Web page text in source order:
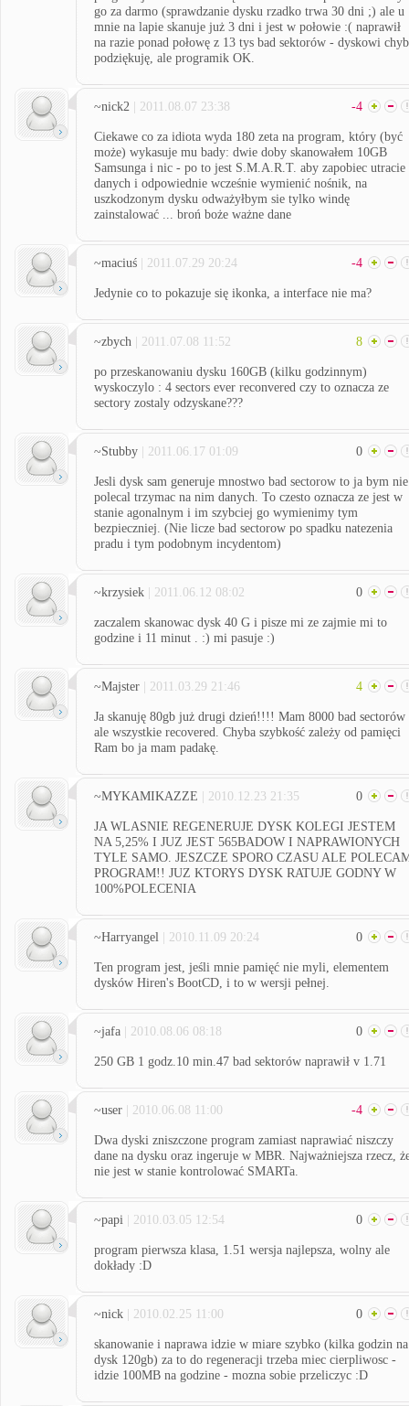
go za darmo (sprawdzanie dysku rzadko trwa 30 dni ;) ale u
mnie na lapie skanuje już 3 dni i jest w połowie :( naprawił
na razie ponad połowę z 13 tys bad sektorów - dyskowi
podziękuję, ale programik OK.
~nick2 | 2011.08.07 23:38 -4
Ciekawe co za idiota wyda 180 zeta na program, który (być
może) wykasuje mu bady: dwie doby skanowałem 10GB
Samsunga i nic - po to jest S.M.A.R.T. aby zapobiec utracie
danych i odpowiednie wcześnie wymienić nośnik, na
uszkodzonym dysku odważyłbym sie tylko windę
zainstalować ... broń boże ważne dane
~maciuś | 2011.07.29 20:24 -4
Jedynie co to pokazuje się ikonka, a interface nie ma?
~zbych | 2011.07.08 11:52 8
po przeskanowaniu dysku 160GB (kilku godzinnym)
wyskoczylo : 4 sectors ever reconvered czy to oznacza ze
sectory zostaly odzyskane???
~Stubby | 2011.06.17 01:09 0
Jesli dysk sam generuje mnostwo bad sectorow to ja bym nie
polecal trzymac na nim danych. To czesto oznacza ze jest w
stanie agonalnym i im szybciej go wymienimy tym
bezpieczniej. (Nie licze bad sectorow po spadku natezenia
pradu i tym podobnym incydentom)
~krzysiek | 2011.06.12 08:02 0
zaczalem skanowac dysk 40 G i pisze mi ze zajmie mi to
godzine i 11 minut . :) mi pasuje :)
~Majster | 2011.03.29 21:46 4
Ja skanuję 80gb już drugi dzień!!!! Mam 8000 bad sectorów
ale wszystkie recovered. Chyba szybkość zależy od pamięci
Ram bo ja mam padakę.
~MYKAMIKAZZE | 2010.12.23 21:35 0
JA WLASNIE REGENERUJE DYSK KOLEGI JESTEM
NA 5,25% I JUZ JEST 565BADOW I NAPRAWIONYCH
TYLE SAMO. JESZCZE SPORO CZASU ALE
PROGRAM!! JUZ KTORYS DYSK RATUJE GODNY W
100%POLECENIA
~Harryangel | 2010.11.09 20:24 0
Ten program jest, jeśli mnie pamięć nie myli, elementem
dysków Hiren's BootCD, i to w wersji pełnej.
~jafa | 2010.08.06 08:18 0
250 GB 1 godz.10 min.47 bad sektorów naprawił v 1.71
~user | 2010.06.08 11:00 -4
Dwa dyski zniszczone program zamiast naprawiać niszczy
dane na dysku oraz ingeruje w MBR. Najważniejsza rzecz,
nie jest w stanie kontrolować SMARTa.
~papi | 2010.03.05 12:54 0
program pierwsza klasa, 1.51 wersja najlepsza, wolny ale
dokłady :D
~nick | 2010.02.25 11:00 0
skanowanie i naprawa idzie w miare szybko (kilka godzin na
dysk 120gb) za to do regeneracji trzeba miec cierpliwosc -
idzie 100MB na godzine - mozna sobie przeliczyc :D